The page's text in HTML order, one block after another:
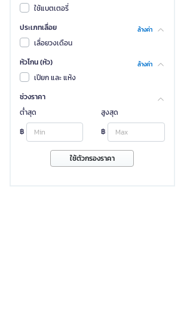
ใช้แบตเตอรี่
ประเภทเลื่อย
ล้างค่า
เลื่อยวงเดือน
หัวโกน (หัว)
ล้างค่า
เปียก และ แห้ง
ช่วงราคา
ต่ำสุด
฿
สูงสุด
฿
ใช้ตัวกรองราคา